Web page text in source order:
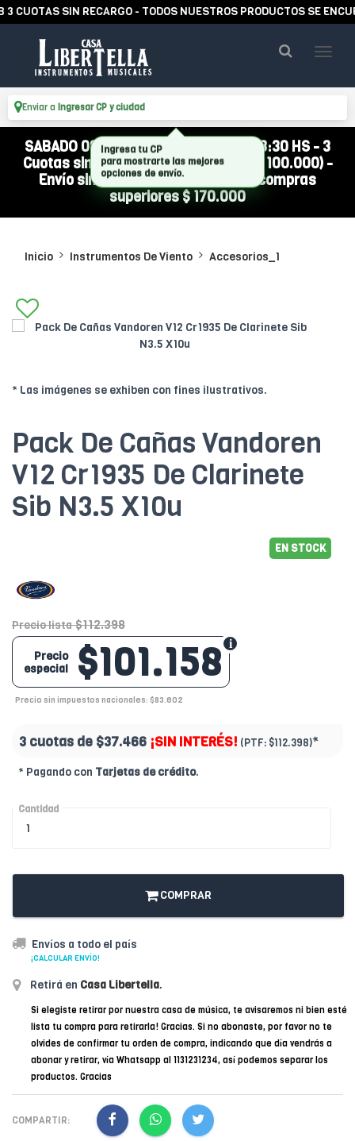
SIN RECARGO - TODOS NUESTROS PRODUCTOS SE
Enviar a Ingresar CP y ciudad
SABADO 08/08 ABIERTO DE 10:00 A 13:30 HS - 3
Cuotas sin interés (compra mínima $ 100.000) -
Envío sin cargo a todo el país por compras
superiores $ 170.000
Inicio Instrumentos De Viento Accesorios_1
* Las imágenes se exhiben con fines ilustrativos.
Pack De Cañas Vandoren
V12 Cr1935 De Clarinete
Sib N3.5 X10u
EN STOCK
Precio lista $112.398
$101.158
Precio
especial
Precio sin impuestos nacionales: $83.602
3 cuotas de $37.466 ¡SIN INTERÉS! (PTF: $112.398)*
* Pagando con Tarjetas de crédito.
Cantidad
COMPRAR
Envíos a todo el país
¡CALCULAR ENVÍO!
Retirá en Casa Libertella.
Si elegiste retirar por nuestra casa de música, te avisaremos ni bien esté
lista tu compra para retirarla! Gracias. Si no abonaste, por favor no te
olvides de confirmar tu orden de compra, indicando que día vendrás a
abonar y retirar, vía Whatsapp al 1131231234, así podemos separar los
productos. Gracias
COMPARTIR: